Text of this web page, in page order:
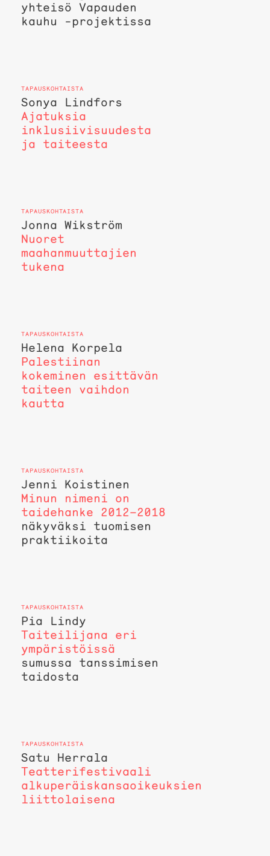
yhteisö Vapauden
kauhu -projektissa
Sonya Lindfors
Ajatuksia
inklusiivisuudesta
ja taiteesta
Jonna Wikström
Nuoret
maahanmuuttajien
tukena
Helena Korpela
Palestiinan
kokeminen esittävän
taiteen vaihdon
kautta
Jenni Koistinen
Minun nimeni on
taidehanke 2012–2018
näkyväksi tuomisen
praktiikoita
Pia Lindy
Taiteilijana eri
ympäristöissä
sumussa tanssimisen
taidosta
Satu Herrala
Teatterifestivaali
alkuperäiskansaoikeuksien
liittolaisena